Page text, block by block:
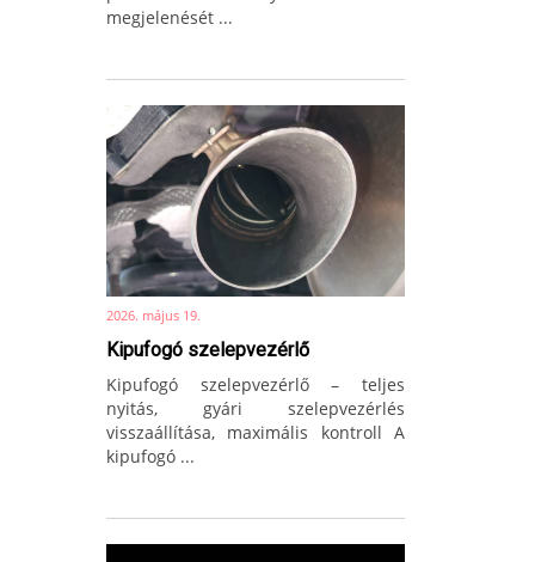
megjelenését ...
2026. május 19.
Kipufogó szelepvezérlő
Kipufogó szelepvezérlő – teljes
nyitás, gyári szelepvezérlés
visszaállítása, maximális kontroll A
kipufogó ...